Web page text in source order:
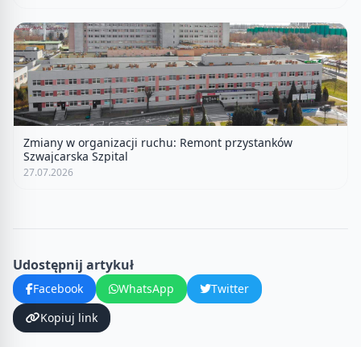
Zmiany w organizacji ruchu: Remont przystanków
Szwajcarska Szpital
27.07.2026
Udostępnij artykuł
Facebook WhatsApp
Twitter
Kopiuj link